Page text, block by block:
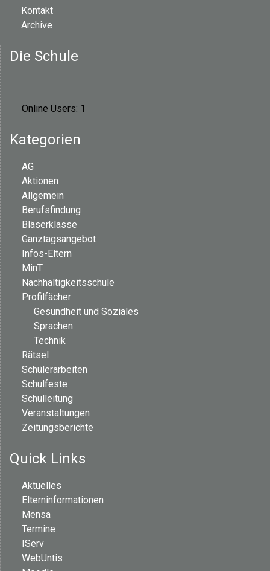
Kontakt
Archive
Die Schule
Online Users: 1
Kategorien
AG
Aktionen
Allgemein
Berufsfindung
Bläserklasse
Ganztagsangebot
Infos-Eltern
MinT
Nachhaltigkeitsschule
Profilfächer
Gesundheit und Soziales
Sprachen
Technik
Rätsel
Schülerarbeiten
Schulfeste
Schulleitung
Veranstaltungen
Zeitungsberichte
Quick Links
Aktuelles
Elterninformationen
Mensa
Termine
IServ
WebUntis